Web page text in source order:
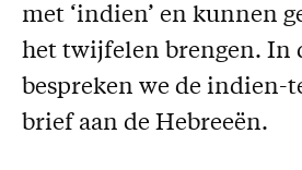
Nabestellen
Vragen en opmerkingen
En verder
met ‘indien’ en kunnen
het twijfelen brengen. In
bespreken we de indien-
brief aan de Hebreeën.